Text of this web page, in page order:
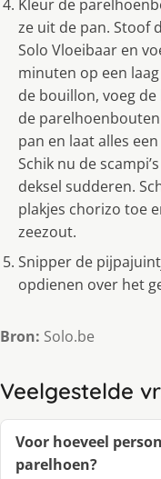
Kleur de
ze uit de pan. Stoof
Solo Vloeibaar en
minuten op een
de bouillon, voeg
de
pan en laat alles
Schik nu de
deksel sudderen.
plakjes chorizo toe
zeezout.
Snipper de
opdienen over het
Bron: Solo.be
Veelgestelde
Voor hoeveel
parelhoen?